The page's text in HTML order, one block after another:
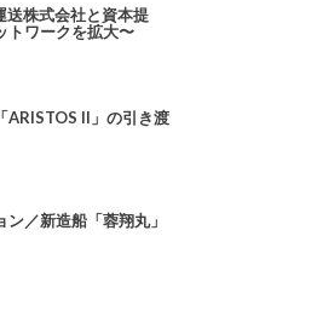
株式会社と資本提
トワークを拡大〜
ARISTOS II」の引き渡
／新造船「蓉翔丸」